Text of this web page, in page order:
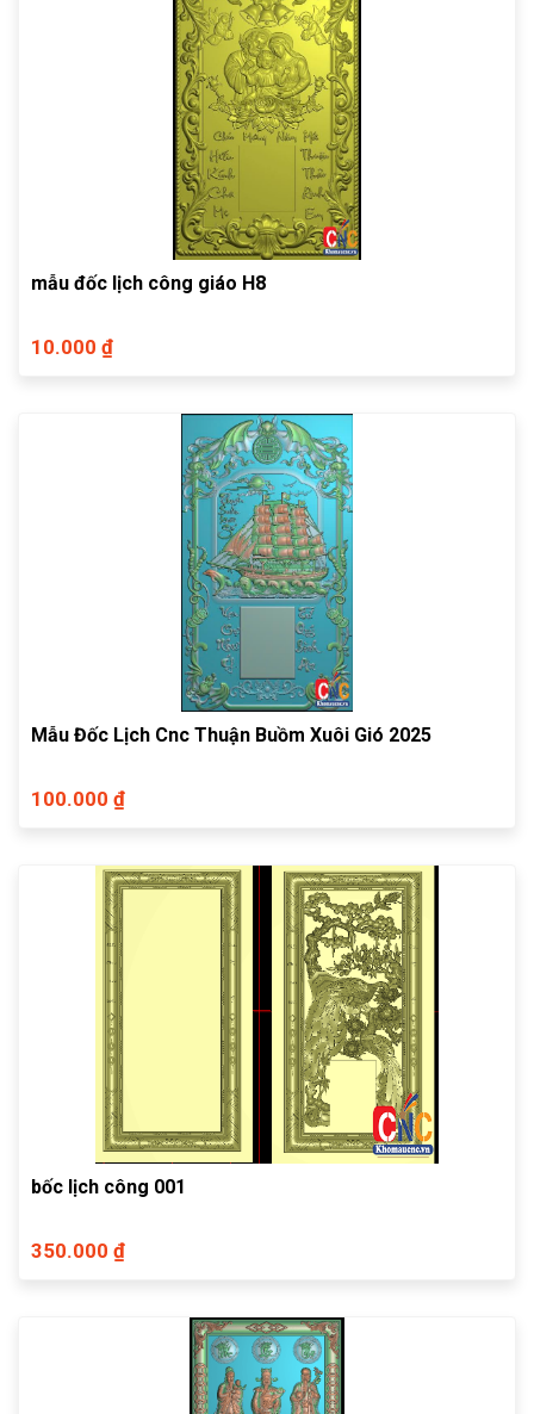
mẫu đốc lịch công giáo H8
10.000 ₫
Mẫu Đốc Lịch Cnc Thuận Buồm Xuôi Gió 2025
100.000 ₫
bốc lịch công 001
350.000 ₫